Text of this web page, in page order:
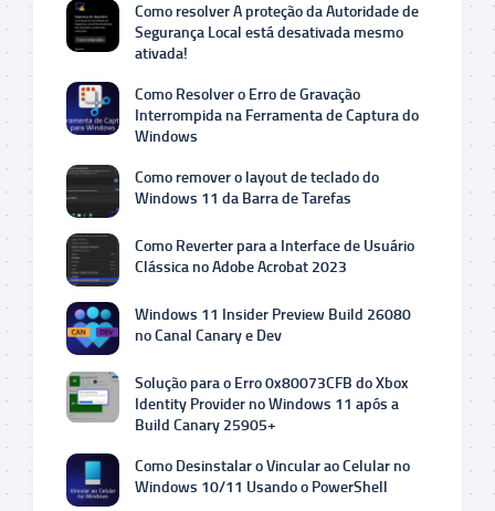
Como resolver A proteção da Autoridade de
Segurança Local está desativada mesmo
ativada!
Como Resolver o Erro de Gravação
Interrompida na Ferramenta de Captura do
Windows
Como remover o layout de teclado do
Windows 11 da Barra de Tarefas
Como Reverter para a Interface de Usuário
Clássica no Adobe Acrobat 2023
Windows 11 Insider Preview Build 26080
no Canal Canary e Dev
Solução para o Erro 0x80073CFB do Xbox
Identity Provider no Windows 11 após a
Build Canary 25905+
Como Desinstalar o Vincular ao Celular no
Windows 10/11 Usando o PowerShell